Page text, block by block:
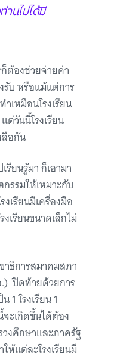
านไม่ได้มี
ต้องช่วยจ่ายค่า
รับ หรือแม้แต่การ
ำเหมือนโรงเรียน
วันนี้โรงเรียน
ลือกัน
รียนรู้มา ก็เอามา
รรมให้เหมาะกับ
งเรียนมีเครื่องมือ
เรียนขนาดเล็กไม่
าธิการสมาคมสภา
ปิดท้ายด้วยการ
1 โรงเรียน 1
จะเกิดขึ้นได้ต้อง
งศึกษาและภาครัฐ
ห้แต่ละโรงเรียนมี